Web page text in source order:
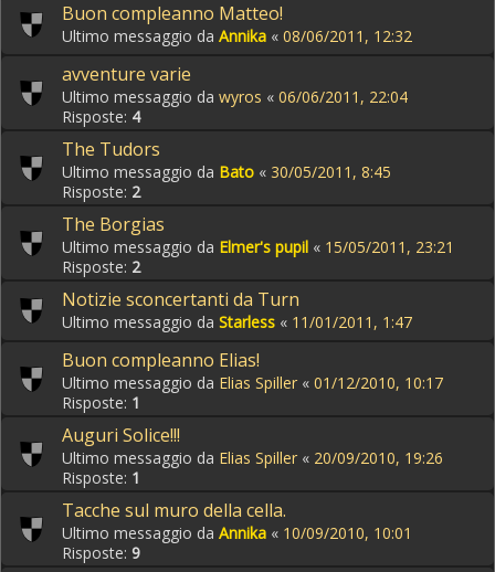
Buon compleanno Matteo!
Ultimo messaggio da Annika « 08/06/2011, 12:32
avventure varie
Ultimo messaggio da wyros « 06/06/2011, 22:04
Risposte: 4
The Tudors
Ultimo messaggio da Bato « 30/05/2011, 8:45
Risposte: 2
The Borgias
Ultimo messaggio da Elmer's pupil « 15/05/2011, 23:21
Risposte: 2
Notizie sconcertanti da Turn
Ultimo messaggio da Starless « 11/01/2011, 1:47
Buon compleanno Elias!
Ultimo messaggio da Elias Spiller « 01/12/2010, 10:17
Risposte: 1
Auguri Solice!!!
Ultimo messaggio da Elias Spiller « 20/09/2010, 19:26
Risposte: 1
Tacche sul muro della cella.
Ultimo messaggio da Annika « 10/09/2010, 10:01
Risposte: 9